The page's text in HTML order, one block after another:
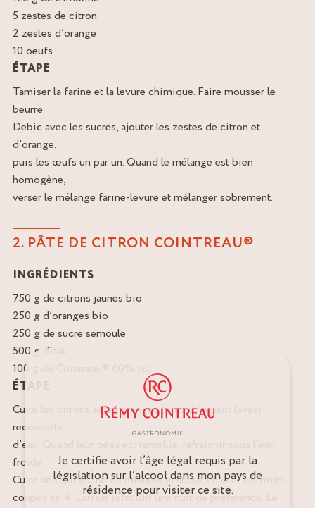
5 zestes de citron
2 zestes d’orange
10 oeufs
ÉTAPE
Tamiser la farine et la levure chimique. Faire mousser le
beurre
Debic avec les sucres, ajouter les zestes de citron et
d’orange,
puis les œufs un par un. Quand le mélange est bien
homogène,
verser le mélange farine-levure et mélanger sobrement.
2. PÂTE DE CITRON COINTREAU®
INGRÉDIENTS
750 g de citrons jaunes bio
250 g d’oranges bio
250 g de sucre semoule
500 g d’eau
100 g de Cointreau® 60% vol.
ÉTAPE
Cuire les citrons et les oranges (préalablement lavés)
recouverts
d’eau. Quand leur peau est ramollie, rafraichir sous l’eau
froide.
Cuire une quinzaine de minutes le sucre, l’eau et les fruits
coupés en 4. Laisser refroidir une nuit de préférence. Le
Je certifie avoir l’âge légal requis par la
législation sur l’alcool dans mon pays de
résidence pour visiter ce site.